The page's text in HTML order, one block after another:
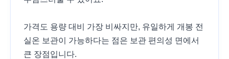
가격도 용량 대비 가장 비싸지만, 유일하게 개봉 전
실온 보관이 가능하다는 점은 보관 편의성 면에서
큰 장점입니다.